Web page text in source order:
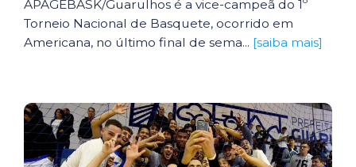
APAGEBASK/Guarulhos é a vice-campeã do 1º
Torneio Nacional de Basquete, ocorrido em
Americana, no último final de sema... [saiba mais]